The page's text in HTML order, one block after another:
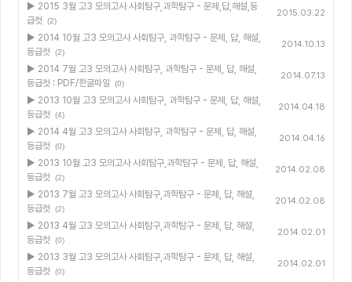
▶ 2015 3월 고3 모의고사 사회탐구,과학탐구 - 문제,답,해설,등
급컷
(2)
2015.03.22
▶ 2014 10월 고3 모의고사 사회탐구, 과학탐구 - 문제, 답, 해설,
등급컷
(2)
2014.10.13
▶ 2014 7월 고3 모의고사 사회탐구, 과학탐구 - 문제, 답, 해설,
등급컷 : PDF/한글파일
(0)
2014.07.13
▶ 2013 10월 고3 모의고사 사회탐구, 과학탐구 - 문제, 답, 해설,
등급컷
(4)
2014.04.18
▶ 2014 4월 고3 모의고사 사회탐구, 과학탐구 - 문제, 답, 해설,
등급컷
(0)
2014.04.16
▶ 2013 10월 고3 모의고사 사회탐구,과학탐구 - 문제, 답, 해설,
등급컷
(2)
2014.02.08
▶ 2013 7월 고3 모의고사 사회탐구,과학탐구 - 문제, 답, 해설,
등급컷
(2)
2014.02.08
▶ 2013 4월 고3 모의고사 사회탐구,과학탐구 - 문제, 답, 해설,
등급컷
(0)
2014.02.01
▶ 2013 3월 고3 모의고사 사회탐구,과학탐구 - 문제, 답, 해설,
등급컷
(0)
2014.02.01